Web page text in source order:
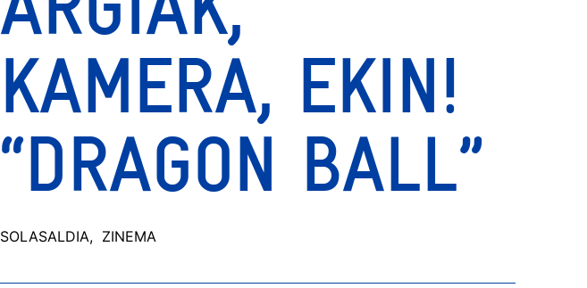
KAMERA, EKIN!
“DRAGON BALL”
SOLASALDIA, ZINEMA